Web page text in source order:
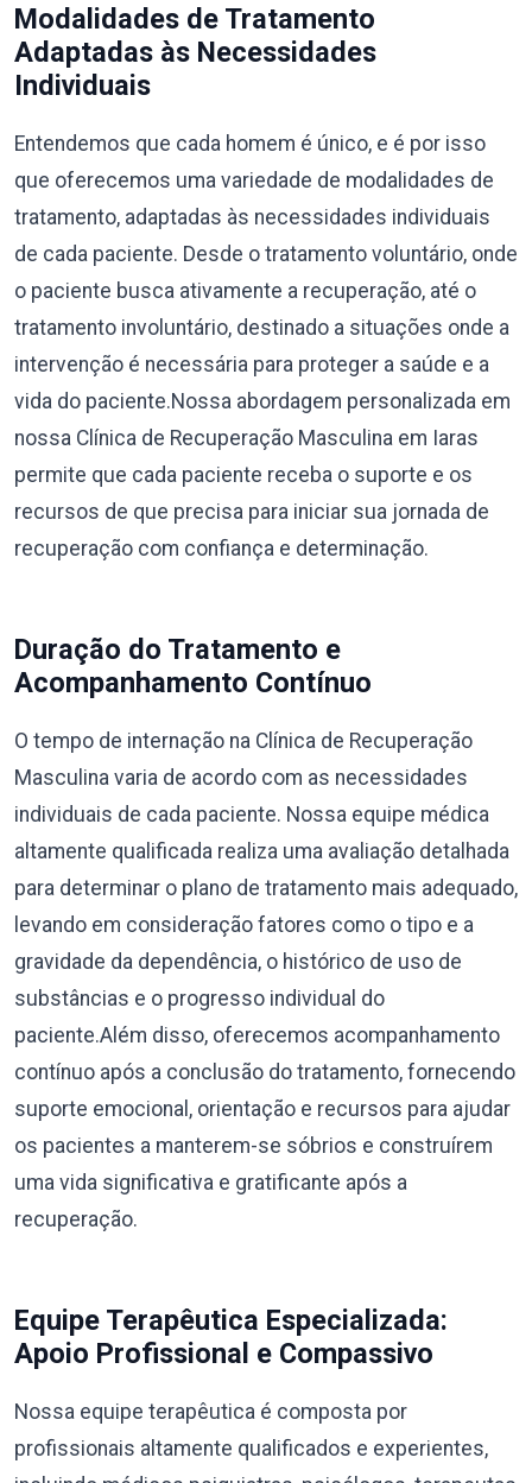
Modalidades de Tratamento
Adaptadas às Necessidades
Individuais
Entendemos que cada homem é único, e é por isso
que oferecemos uma variedade de modalidades de
tratamento, adaptadas às necessidades individuais
de cada paciente. Desde o tratamento voluntário, onde
o paciente busca ativamente a recuperação, até o
tratamento involuntário, destinado a situações onde a
intervenção é necessária para proteger a saúde e a
vida do paciente.Nossa abordagem personalizada em
nossa Clínica de Recuperação Masculina em Iaras
permite que cada paciente receba o suporte e os
recursos de que precisa para iniciar sua jornada de
recuperação com confiança e determinação.
Duração do Tratamento e
Acompanhamento Contínuo
O tempo de internação na Clínica de Recuperação
Masculina varia de acordo com as necessidades
individuais de cada paciente. Nossa equipe médica
altamente qualificada realiza uma avaliação detalhada
para determinar o plano de tratamento mais adequado,
levando em consideração fatores como o tipo e a
gravidade da dependência, o histórico de uso de
substâncias e o progresso individual do
paciente.Além disso, oferecemos acompanhamento
contínuo após a conclusão do tratamento, fornecendo
suporte emocional, orientação e recursos para ajudar
os pacientes a manterem-se sóbrios e construírem
uma vida significativa e gratificante após a
recuperação.
Equipe Terapêutica Especializada:
Apoio Profissional e Compassivo
Nossa equipe terapêutica é composta por
profissionais altamente qualificados e experientes,